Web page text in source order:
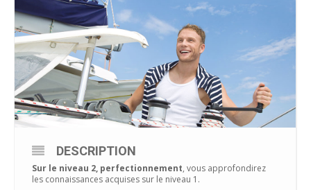
DESCRIPTION
Sur le niveau 2, perfectionnement, vous approfondirez
les connaissances acquises sur le niveau 1.